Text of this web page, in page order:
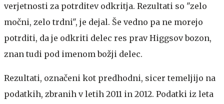
verjetnosti za potrditev odkritja. Rezultati so "zelo
močni, zelo trdni", je dejal. Še vedno pa ne morejo
potrditi, da je odkriti delec res prav Higgsov bozon,
znan tudi pod imenom božji delec.
Rezultati, označeni kot predhodni, sicer temeljijo na
podatkih, zbranih v letih 2011 in 2012. Podatki iz leta